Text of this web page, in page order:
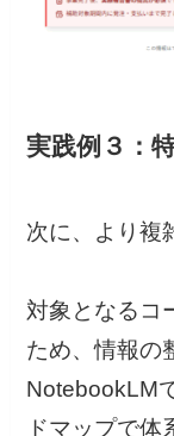
実践例３：
次に、より複
対象となるコ
ため、情報の
NotebookLM
ドマップで体